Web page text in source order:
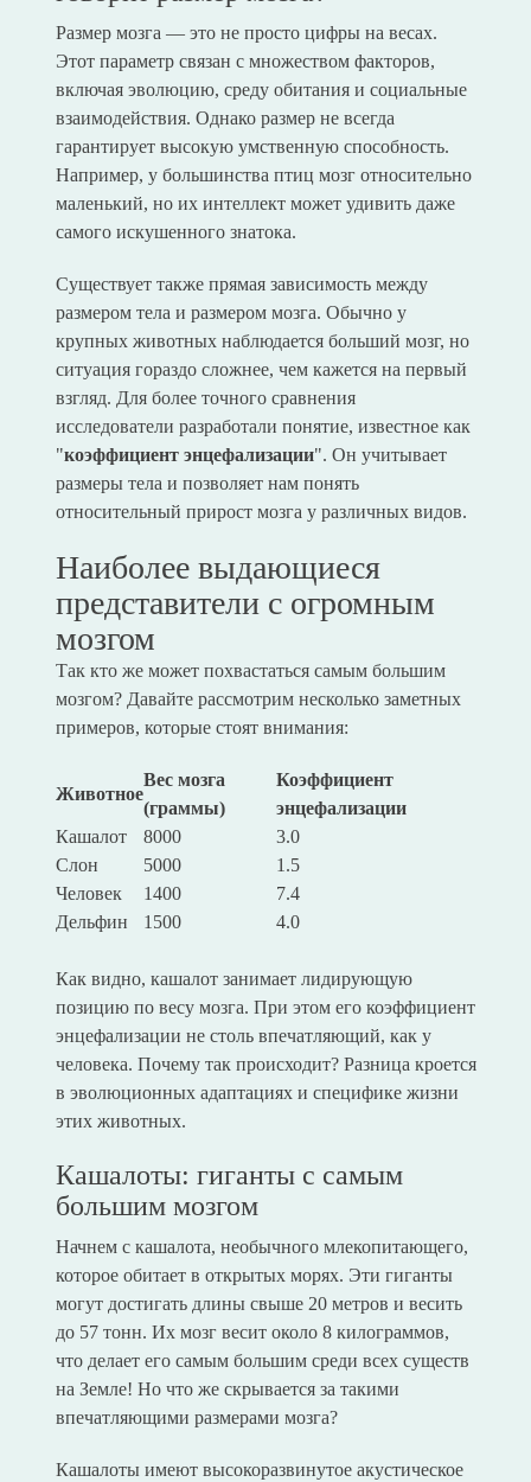
Размер мозга — это не просто цифры на весах.
Этот параметр связан с множеством факторов,
включая эволюцию, среду обитания и социальные
взаимодействия. Однако размер не всегда
гарантирует высокую умственную способность.
Например, у большинства птиц мозг относительно
маленький, но их интеллект может удивить даже
самого искушенного знатока.
Существует также прямая зависимость между
размером тела и размером мозга. Обычно у
крупных животных наблюдается больший мозг, но
ситуация гораздо сложнее, чем кажется на первый
взгляд. Для более точного сравнения
исследователи разработали понятие, известное как
"коэффициент энцефализации". Он учитывает
размеры тела и позволяет нам понять
относительный прирост мозга у различных видов.
Наиболее выдающиеся
представители с огромным
мозгом
Так кто же может похвастаться самым большим
мозгом? Давайте рассмотрим несколько заметных
примеров, которые стоят внимания:
Животное
Вес мозга
(граммы)
Коэффициент
энцефализации
Кашалот
8000
3.0
Слон
5000
1.5
Человек
1400
7.4
Дельфин
1500 4.0
Как видно, кашалот занимает лидирующую
позицию по весу мозга. При этом его коэффициент
энцефализации не столь впечатляющий, как у
человека. Почему так происходит? Разница кроется
в эволюционных адаптациях и специфике жизни
этих животных.
Кашалоты: гиганты с самым
большим мозгом
Начнем с кашалота, необычного млекопитающего,
которое обитает в открытых морях. Эти гиганты
могут достигать длины свыше 20 метров и весить
до 57 тонн. Их мозг весит около 8 килограммов,
что делает его самым большим среди всех существ
на Земле! Но что же скрывается за такими
впечатляющими размерами мозга?
Кашалоты имеют высокоразвинутое акустическое